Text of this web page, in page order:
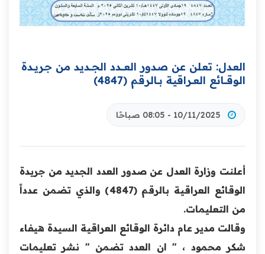
العدل: تعلن عن صدور العــــدد الجـــديد من جـريــدة
‏الوقــــائع العــراقية بــالرقم (4847)‏
10/11/2025 - 08:05 صباحًا
أعلنت وزارة العدل عن صدور العدد الجديد من جريدة
‏‏الوقائع العراقية بالرقم (4847) والذي تضمن عدداً
من التعليمات.
وقالت مدير عام دائرة الوقائع العراقية السيدة هيفاء
شكر محمود ، " ان العدد تضمن " نشر تعليمات